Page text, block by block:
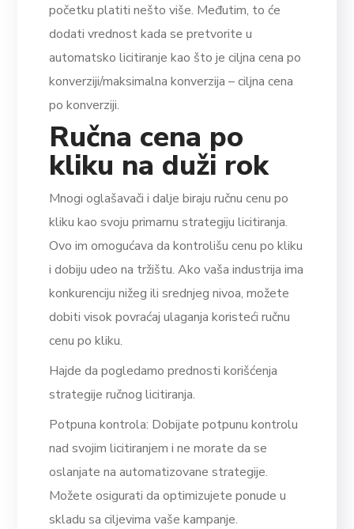
početku platiti nešto više. Međutim, to će
dodati vrednost kada se pretvorite u
automatsko licitiranje kao što je ciljna cena po
konverziji/maksimalna konverzija – ciljna cena
po konverziji.
Ručna cena po
kliku na duži rok
Mnogi oglašavači i dalje biraju ručnu cenu po
kliku kao svoju primarnu strategiju licitiranja.
Ovo im omogućava da kontrolišu cenu po kliku
i dobiju udeo na tržištu. Ako vaša industrija ima
konkurenciju nižeg ili srednjeg nivoa, možete
dobiti visok povraćaj ulaganja koristeći ručnu
cenu po kliku.
Hajde da pogledamo prednosti korišćenja
strategije ručnog licitiranja.
Potpuna kontrola: Dobijate potpunu kontrolu
nad svojim licitiranjem i ne morate da se
oslanjate na automatizovane strategije.
Možete osigurati da optimizujete ponude u
skladu sa ciljevima vaše kampanje.